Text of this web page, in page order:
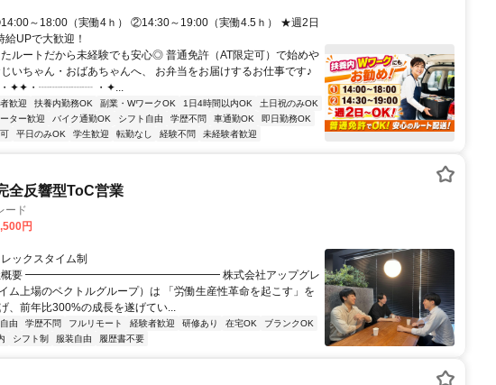
～18:00（実働4ｈ） ②14:30～19:00（実働4.5ｈ） ★週2日
UPで大歓迎！
ルートだから未経験でも安心◎ 普通免許（AT限定可）で始めや
いちゃん・おばあちゃんへ、 お弁当をお届けするお仕事です♪
✦✦・┈┈┈┈┈ ・✦...
歓迎 扶養内勤務OK 副業・WワークOK 1日4時間以内OK
土日祝のみOK
ター歓迎 バイク通勤OK シフト自由 学歴不問 車通勤OK
即日勤務OK
平日のみOK 学生歓迎 転勤なし 経験不問 未経験者歓迎
全反響型ToC営業
ード
円
ックスタイム制
社概要 ━━━━━━━━━━━━━━━━━━ 株式会社アップグレ
ム上場のベクトルグループ）は 「労働生産性革命を起こす」を
、前年比300%の成長を遂げてい...
由 学歴不問 フルリモート 経験者歓迎 研修あり 在宅OK
ブランクOK
シフト制 服装自由 履歴書不要